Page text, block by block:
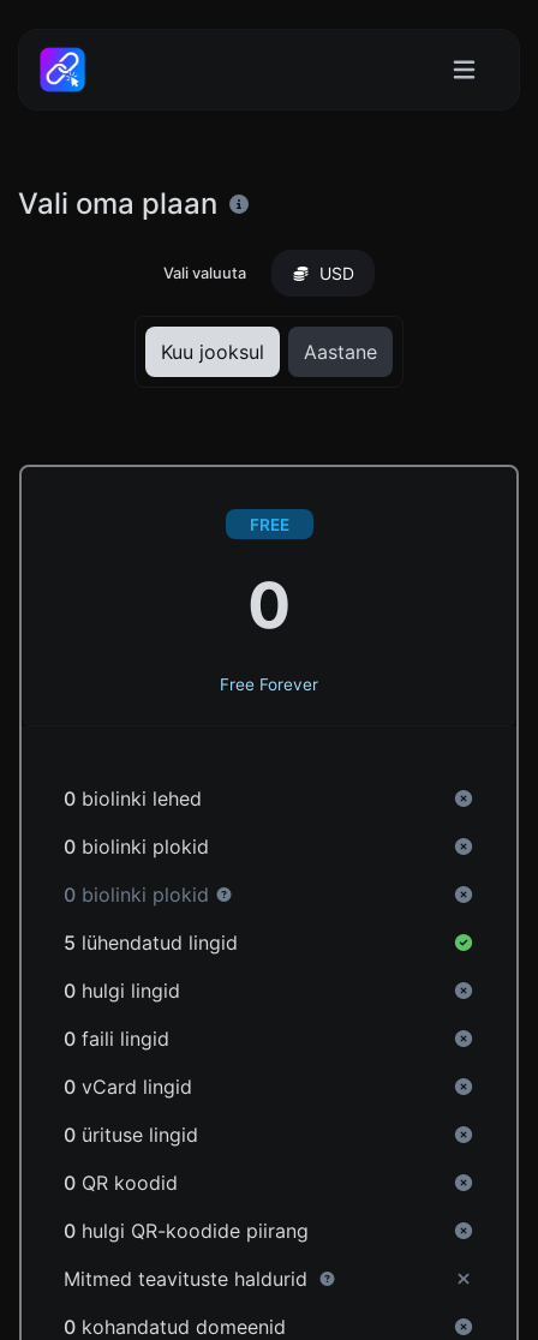
Vali oma plaan
Vali valuuta USD
Kuu jooksul Aastane
FREE
0
Free Forever
0 biolinki lehed
0 biolinki plokid
0 biolinki plokid
5 lühendatud lingid
0 hulgi lingid
0 faili lingid
0 vCard lingid
0 ürituse lingid
0 QR koodid
0 hulgi QR-koodide piirang
Mitmed teavituste haldurid
0 kohandatud domeenid